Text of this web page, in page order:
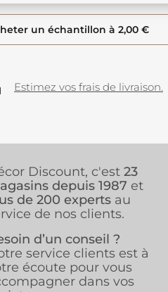
un échantillon à 2,00 €
Estimez vos frais de livraison.
Discount, c'est 23
depuis 1987 et
de 200 experts au
de nos clients.
d’un conseil ?
service clients est à
écoute pour vous
dans vos